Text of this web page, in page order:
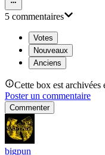
5 commentaires
Votes
Nouveaux
Anciens
Cette box est archivées
Poster un commentaire
Commenter
bigpun